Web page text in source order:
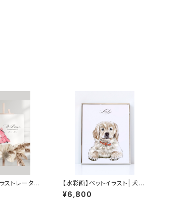
ストレーター
水彩画風ウ
【水彩画】ペットイラスト| 犬イ
ラスト| 水彩画風ペット似顔絵
¥6,800